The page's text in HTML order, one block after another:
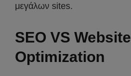
μεγάλων sites.
SEO VS Website
Optimization